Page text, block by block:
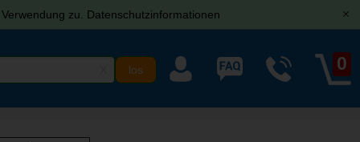
zu. Datenschutzinformationen [x]
0